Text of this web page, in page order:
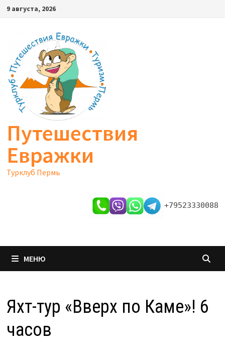
Перейти
содержимому
9 августа, 2026
Путешествия
Евражки
Турклуб Пермь
+79523330088
МЕНЮ
Яхт-тур «Вверх по Каме»! 6
часов